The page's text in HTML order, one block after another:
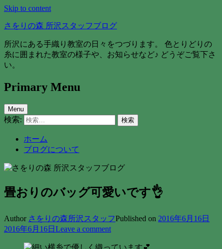
Skip to content
さをりの森 所沢スタッフブログ
所沢にある手織り教室の日々をつづります。 色とりどりの
糸に囲まれた教室の様子や、お知らせなど♪ どうぞご覧下さ
い。
Primary Menu
Menu
検索:
ホーム
ブログについて
畳おりのバッグ可愛いです👌
Author さをりの森所沢スタッフPublished on 2016年6月16日
2016年6月16日 Leave a comment